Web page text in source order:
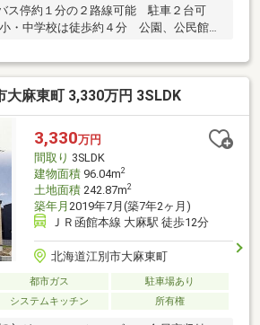
ス停約１分の２路線可能 駐車２台可
中学校は徒歩約４分 公園、公民館も
大麻東町 3,330万円 3SLDK
3,330万円
間取り 3SLDK
建物面積96.04m2
土地面積242.87m2
築年月 2019年7月(築7年2ヶ月)
ＪＲ函館本線 大麻駅 徒歩12分
北海道江別市大麻東町
都市ガス
駐車場あり
システムキッチン 所有権